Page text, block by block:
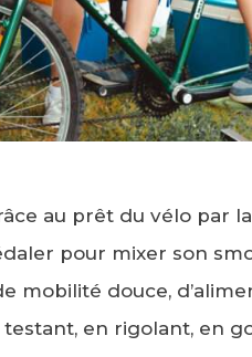
au prêt du vélo par
pour mixer son
mobilité douce,
en rigolant, en